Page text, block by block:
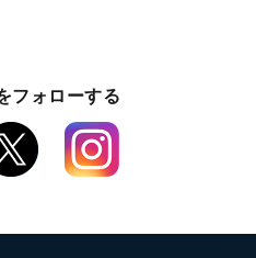
フォローする